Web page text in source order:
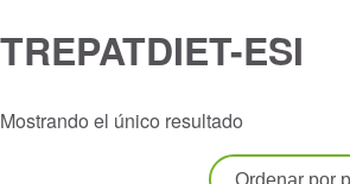
TREPATDIET-ESI
Mostrando el único resultado